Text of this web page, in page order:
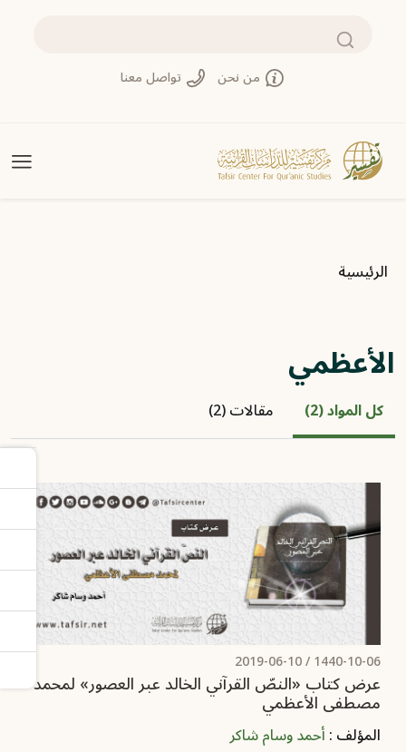
بحث
من نحن تواصل معنا
مسار التنقل
الرئيسية
الأعظمي
كل المواد (2) مقالات (2)
1440-10-06 /
2019-06-10
عرض كتاب «النصّ القرآني الخالد عبر العصور» لمحمد
مصطفى الأعظمي
المؤلف :أحمد وسام شاكر